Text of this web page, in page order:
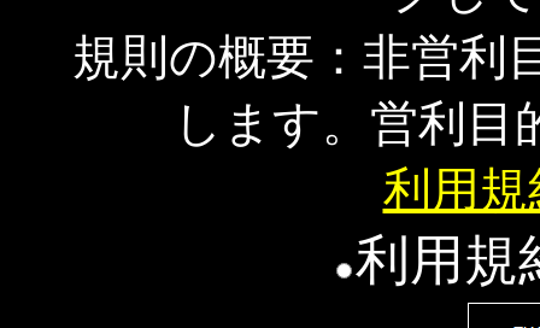
規則の概要：非営利
します。営利目
利用
利用規